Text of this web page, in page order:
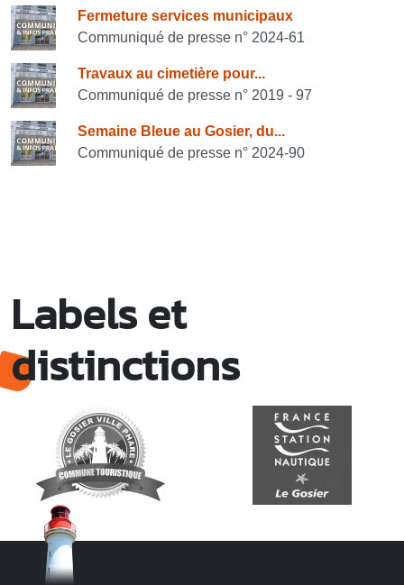
Consulter également
Fermeture services municipaux
Communiqué de presse n° 2024-61
Travaux au cimetière pour...
Communiqué de presse n° 2019 - 97
Semaine Bleue au Gosier, du...
Communiqué de presse n° 2024-90
Labels et
distinctions